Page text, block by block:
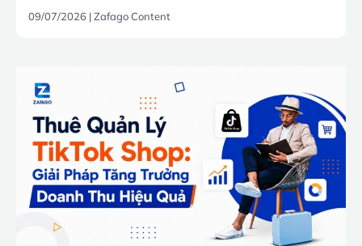
09/07/2026 |Zafago Content